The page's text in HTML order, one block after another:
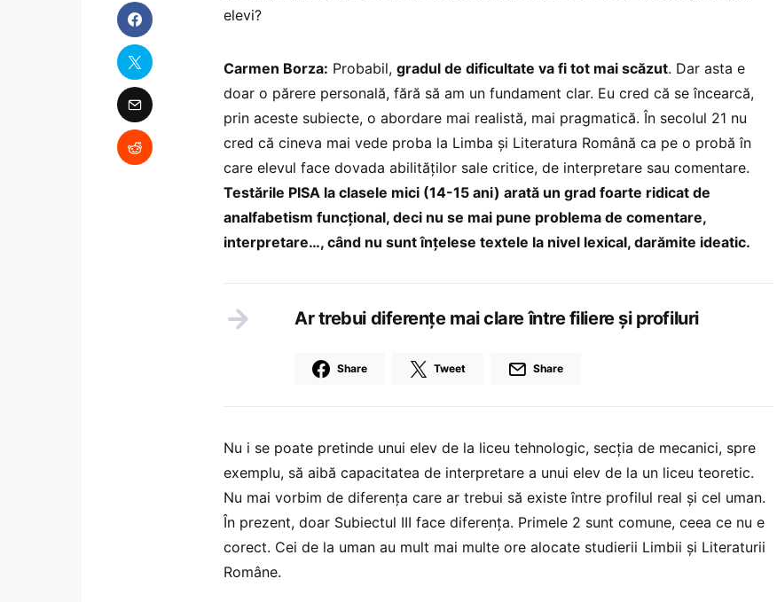
elevi?
Carmen Borza: Probabil, gradul de dificultate va fi tot mai scăzut. Dar asta e
doar o părere personală, fără să am un fundament clar. Eu cred că se încearcă,
prin aceste subiecte, o abordare mai realistă, mai pragmatică. În secolul 21 nu
cred că cineva mai vede proba la Limba și Literatura Română ca pe o probă în
care elevul face dovada abilităților sale critice, de interpretare sau comentare.
Testările PISA la clasele mici (14-15 ani) arată un grad foarte ridicat de
analfabetism funcțional, deci nu se mai pune problema de comentare,
interpretare…, când nu sunt înțelese textele la nivel lexical, darămite ideatic.
Ar trebui diferențe mai clare între filiere și profiluri
Share Tweet Share
Nu i se poate pretinde unui elev de la liceu tehnologic, secția de mecanici, spre
exemplu, să aibă capacitatea de interpretare a unui elev de la un liceu teoretic.
Nu mai vorbim de diferența care ar trebui să existe între profilul real și cel uman.
În prezent, doar Subiectul III face diferența. Primele 2 sunt comune, ceea ce nu e
corect. Cei de la uman au mult mai multe ore alocate studierii Limbii și Literaturii
Române.